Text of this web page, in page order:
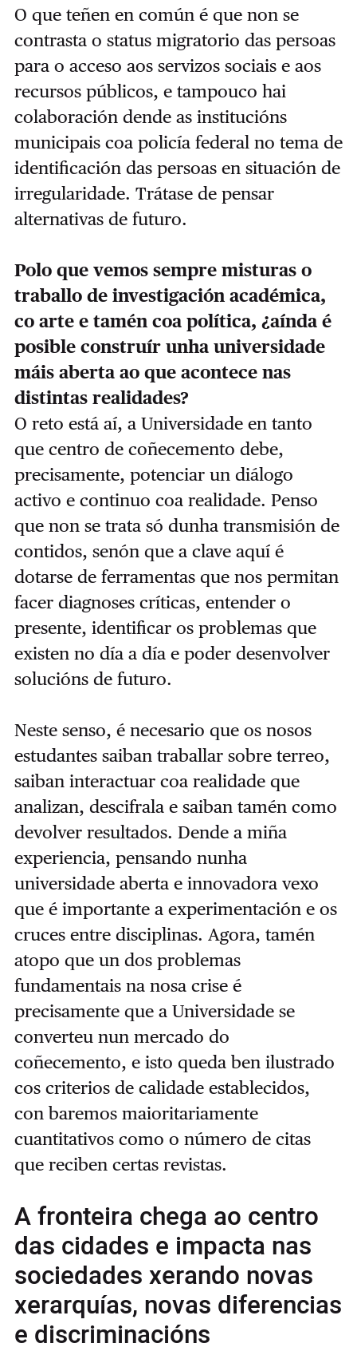
O que teñen en común é que non se
contrasta o status migratorio das persoas
para o acceso aos servizos sociais e aos
recursos públicos, e tampouco hai
colaboración dende as institucións
municipais coa policía federal no tema de
identificación das persoas en situación de
irregularidade. Trátase de pensar
alternativas de futuro.
Polo que vemos sempre misturas o
traballo de investigación académica,
co arte e tamén coa política, ¿aínda é
posible construír unha universidade
máis aberta ao que acontece nas
distintas realidades?
O reto está aí, a Universidade en tanto
que centro de coñecemento debe,
precisamente, potenciar un diálogo
activo e continuo coa realidade. Penso
que non se trata só dunha transmisión de
contidos, senón que a clave aquí é
dotarse de ferramentas que nos permitan
facer diagnoses críticas, entender o
presente, identificar os problemas que
existen no día a día e poder desenvolver
solucións de futuro.
Neste senso, é necesario que os nosos
estudantes saiban traballar sobre terreo,
saiban interactuar coa realidade que
analizan, descifrala e saiban tamén como
devolver resultados. Dende a miña
experiencia, pensando nunha
universidade aberta e innovadora vexo
que é importante a experimentación e os
cruces entre disciplinas. Agora, tamén
atopo que un dos problemas
fundamentais na nosa crise é
precisamente que a Universidade se
converteu nun mercado do
coñecemento, e isto queda ben ilustrado
cos criterios de calidade establecidos,
con baremos maioritariamente
cuantitativos como o número de citas
que reciben certas revistas.
A fronteira chega ao centro
das cidades e impacta nas
sociedades xerando novas
xerarquías, novas diferencias
e discriminacións